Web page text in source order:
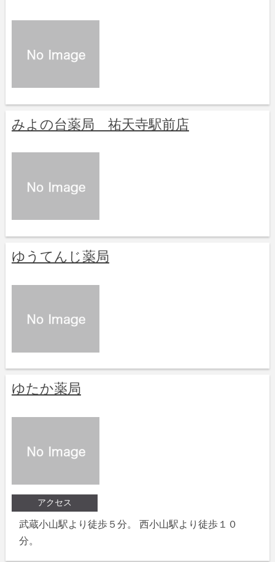
みよの台薬局 祐天寺駅前店
ゆうてんじ薬局
ゆたか薬局
アクセス
武蔵小山駅より徒歩５分。 西小山駅より徒歩１０
分。